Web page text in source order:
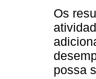
Os
possa